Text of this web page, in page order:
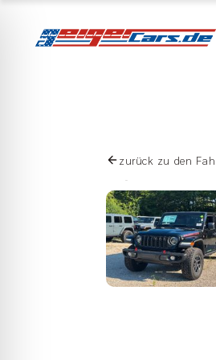
zurück zu den